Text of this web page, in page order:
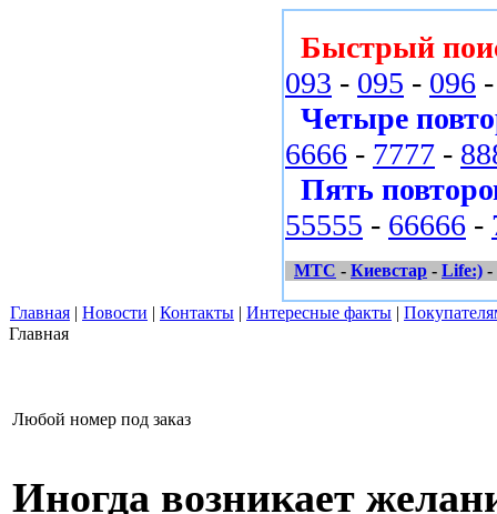
Быстрый
093 - 095 - 096
Четыре
6666 - 7777 -
Пять
55555 - 66666 -
МТС - Киевстар - Life:) -
Главная | Новости | Контакты | Интересные факты |
Главная
Любой номер под заказ
Иногда возникает